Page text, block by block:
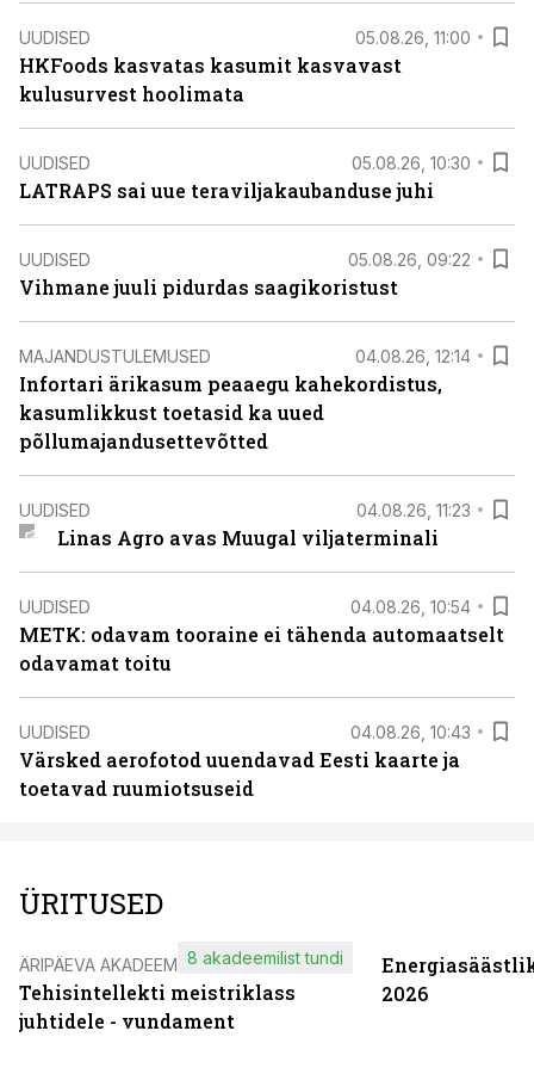
UUDISED 05.08.26, 11:00
HKFoods kasvatas kasumit kasvavast
kulusurvest hoolimata
UUDISED 05.08.26, 10:30
LATRAPS sai uue teraviljakaubanduse juhi
UUDISED 05.08.26, 09:22
Vihmane juuli pidurdas saagikoristust
MAJANDUSTULEMUSED 04.08.26, 12:14
Infortari ärikasum peaaegu kahekordistus,
kasumlikkust toetasid ka uued
põllumajandusettevõtted
UUDISED 04.08.26, 11:23
Linas Agro avas Muugal viljaterminali
UUDISED 04.08.26, 10:54
METK: odavam tooraine ei tähenda automaatselt
odavamat toitu
UUDISED 04.08.26, 10:43
Värsked aerofotod uuendavad Eesti kaarte ja
toetavad ruumiotsuseid
ÜRITUSED
ÄRIPÄEVA AKADEEMIA
Tehisintellekti meistriklass
juhtidele - vundament
8 akadeemilist tundi
2026